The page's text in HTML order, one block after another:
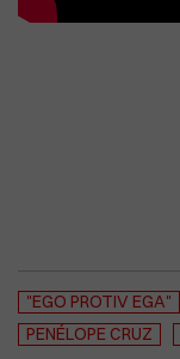
"EGO PROTIV EGA"
PENÉLOPE CRUZ